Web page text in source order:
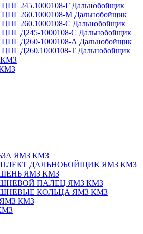
ЦПГ 245.1000108-Г Дальнобойщик
ЦПГ 260.1000108-М Дальнобойщик
ЦПГ 260.1000108-С Дальнобойщик
ЦПГ Д245-1000108-С Дальнобойщик
ЦПГ Д260-1000108-А Дальнобойщик
ЦПГ Д260.1000108-Т Дальнобойщик
ЯМЗ КМЗ
ДАЛЬНОБОЙЩИК ЯМЗ КМЗ
ЯМЗ КМЗ
ПАЛЕЦ ЯМЗ КМЗ
КОЛЬЦА ЯМЗ КМЗ
КМЗ